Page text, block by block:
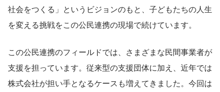
社会をつくる」というビジョンのもと、子どもたちの人生
を変える挑戦をこの公民連携の現場で続けています。
この公民連携のフィールドでは、さまざまな民間事業者が
支援を担っています。従来型の支援団体に加え、近年では
株式会社が担い手となるケースも増えてきました。今回は